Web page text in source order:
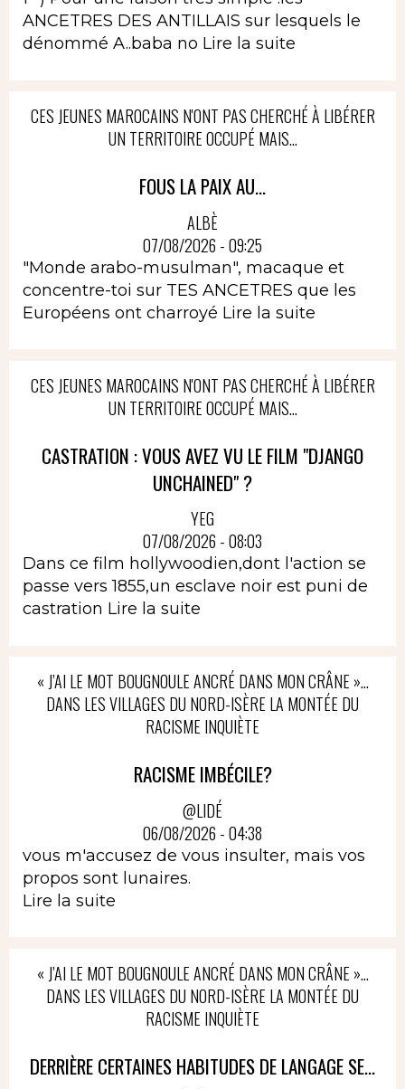
ANCETRES DES ANTILLAIS sur lesquels le
dénommé A..baba no Lire la suite
CES JEUNES MAROCAINS N'ONT PAS CHERCHÉ À LIBÉRER
UN TERRITOIRE OCCUPÉ MAIS...
FOUS LA PAIX AU...
ALBÈ
07/08/2026 - 09:25
"Monde arabo-musulman", macaque et
concentre-toi sur TES ANCETRES que les
Européens ont charroyé Lire la suite
CES JEUNES MAROCAINS N'ONT PAS CHERCHÉ À LIBÉRER
UN TERRITOIRE OCCUPÉ MAIS...
CASTRATION : VOUS AVEZ VU LE FILM "DJANGO
UNCHAINED" ?
YEG
07/08/2026 - 08:03
Dans ce film hollywoodien,dont l'action se
passe vers 1855,un esclave noir est puni de
castration Lire la suite
« J’AI LE MOT BOUGNOULE ANCRÉ DANS MON CRÂNE »…
DANS LES VILLAGES DU NORD-ISÈRE LA MONTÉE DU
RACISME INQUIÈTE
RACISME IMBÉCILE?
@LIDÉ
06/08/2026 - 04:38
vous m'accusez de vous insulter, mais vos
propos sont lunaires.
Lire la suite
« J’AI LE MOT BOUGNOULE ANCRÉ DANS MON CRÂNE »…
DANS LES VILLAGES DU NORD-ISÈRE LA MONTÉE DU
RACISME INQUIÈTE
DERRIÈRE CERTAINES HABITUDES DE LANGAGE SE...